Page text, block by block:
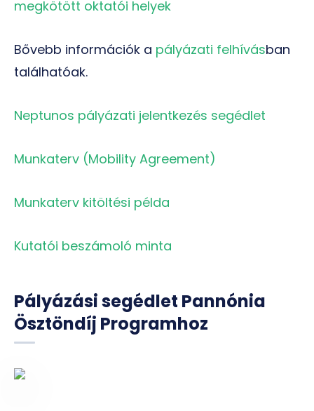
megkötött oktatói helyek
Bővebb információk a pályázati felhívásban
találhatóak.
Neptunos pályázati jelentkezés segédlet
Munkaterv (Mobility Agreement)
Munkaterv kitöltési példa
Kutatói beszámoló minta
Pályázási segédlet Pannónia
Ösztöndíj Programhoz